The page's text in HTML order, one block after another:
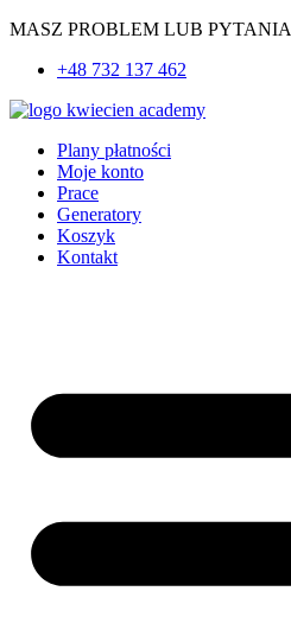
Przejdź
treści
MASZ PROBLEM LUB PYTANIA
+48 732 137 462
Plany płatności
Moje konto
Prace
Generatory
Koszyk
Kontakt